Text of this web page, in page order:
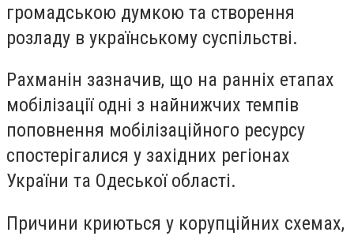
громадською думкою та створення
розладу в українському суспільстві.
Рахманін зазначив, що на ранніх етапах
мобілізації одні з найнижчих темпів
поповнення мобілізаційного ресурсу
спостерігалися у західних регіонах
України та Одеської області.
Причини криються у корупційних схемах,